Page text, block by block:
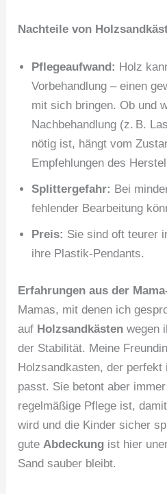
Nachteile von
Pflegeaufwand: Holz
Vorbehandlung – einen
mit sich bringen. Ob und
Nachbehandlung (z. B.
nötig ist, hängt vom
Empfehlungen des
Splittergefahr: Bei
fehlender Bearbeitung
Preis: Sie sind oft teurer
ihre Plastik-Pendants.
Erfahrungen aus der
Mamas, mit denen ich
auf Holzsandkästen wegen
der Stabilität. Meine
Holzsandkasten, der perfekt
passt. Sie betont aber
regelmäßige Pflege ist,
wird und die Kinder sicher
guteAbdeckung ist hier
Sand sauber bleibt.